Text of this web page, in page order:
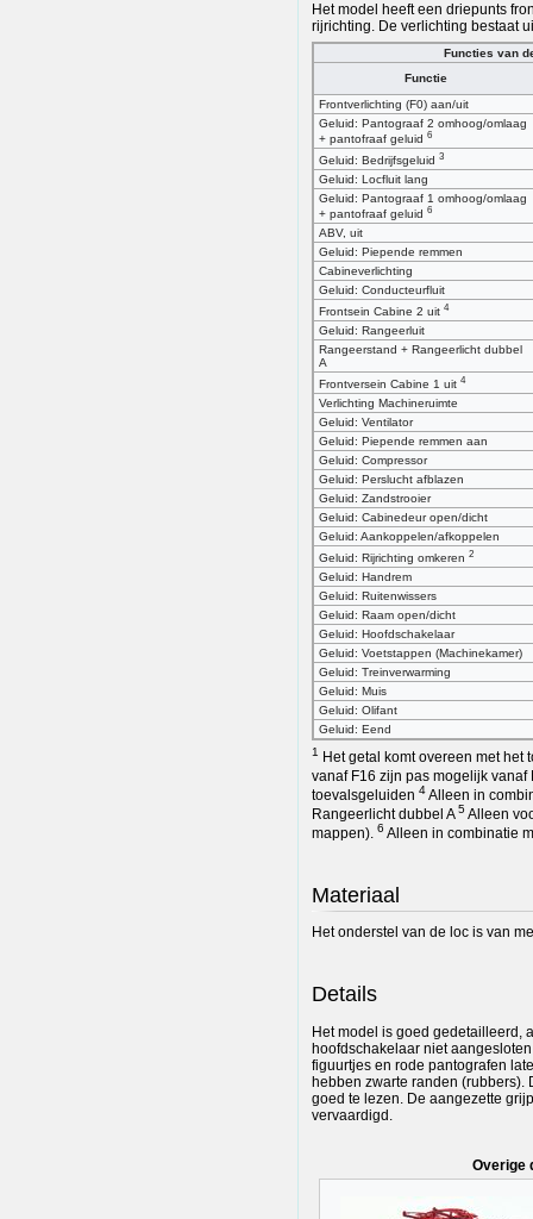
Het model heeft een driepunts
rijrichting. De verlichting bestaat
Functies van
Functie
Frontverlichting (F0) aan/uit
Geluid: Pantograaf 2 omhoog/omlaag
+ pantofraaf geluid 6
Geluid: Bedrijfsgeluid 3
Geluid: Locfluit lang
Geluid: Pantograaf 1 omhoog/omlaag
+ pantofraaf geluid 6
ABV, uit
Geluid: Piepende remmen
Cabineverlichting
Geluid: Conducteurfluit
Frontsein Cabine 2 uit 4
Geluid: Rangeerluit
Rangeerstand + Rangeerlicht dubbel
A
Frontversein Cabine 1 uit 4
Verlichting Machineruimte
Geluid: Ventilator
Geluid: Piepende remmen aan
Geluid: Compressor
Geluid: Perslucht afblazen
Geluid: Zandstrooier
Geluid: Cabinedeur open/dicht
Geluid: Aankoppelen/afkoppelen
Geluid: Rijrichting omkeren 2
Geluid: Handrem
Geluid: Ruitenwissers
Geluid: Raam open/dicht
Geluid: Hoofdschakelaar
Geluid: Voetstappen (Machinekamer)
Geluid: Treinverwarming
Geluid: Muis
Geluid: Olifant
Geluid: Eend
1 Het getal komt overeen met
vanaf F16 zijn pas mogelijk
toevalsgeluiden 4Alleen in
Rangeerlicht dubbel A5Alleen
mappen). 6 Alleen in combinatie
Materiaal
Het onderstel van de loc is van
Details
Het model is goed gedetailleerd,
hoofdschakelaar niet
figuurtjes en rode pantografen
hebben zwarte randen
goed te lezen. De aangezette
vervaardigd.
Overige